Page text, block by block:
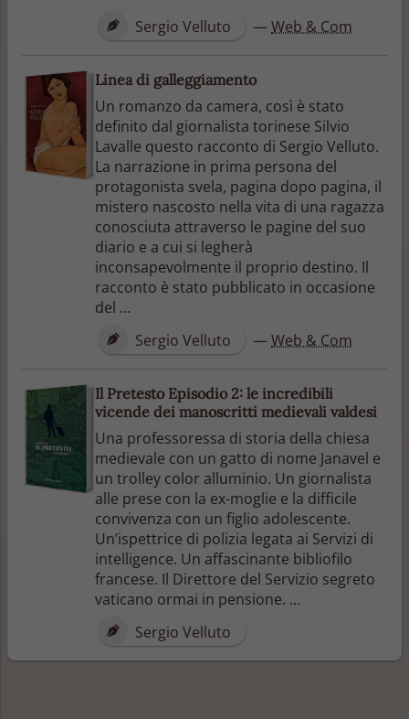
Sergio Velluto
—Web & Com
Linea di galleggiamento
Un romanzo da camera, così è stato
definito dal giornalista torinese Silvio
Lavalle questo racconto di Sergio Velluto.
La narrazione in prima persona del
protagonista svela, pagina dopo pagina, il
mistero nascosto nella vita di una ragazza
conosciuta attraverso le pagine del suo
diario e a cui si legherà
inconsapevolmente il proprio destino. Il
racconto è stato pubblicato in occasione
del ...
Sergio Velluto
—Web & Com
Il Pretesto Episodio 2: le incredibili
vicende dei manoscritti medievali valdesi
Una professoressa di storia della chiesa
medievale con un gatto di nome Janavel e
un trolley color alluminio. Un giornalista
alle prese con la ex-moglie e la difficile
convivenza con un figlio adolescente.
Un’ispettrice di polizia legata ai Servizi di
intelligence. Un affascinante bibliofilo
francese. Il Direttore del Servizio segreto
vaticano ormai in pensione. ...
Sergio Velluto